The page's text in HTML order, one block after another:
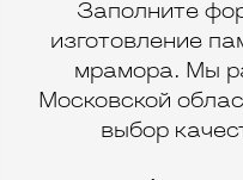
Заполните
изготовление
мрамора. Мы
Московской
выбор